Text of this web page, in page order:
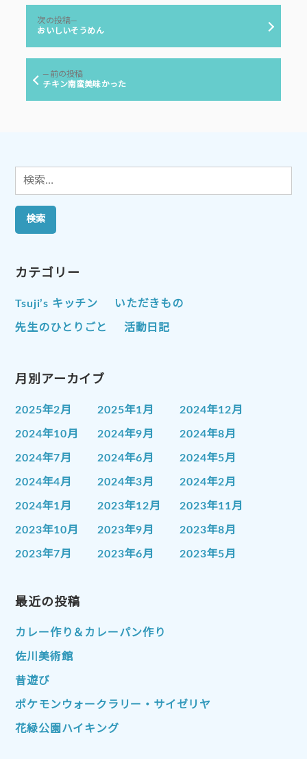
リ
ナ
ー
前の投稿前
の
チキン南蛮美味かった
次の投稿
の
おいしいそうめん
検
索:
カテゴリー
Tsuji’s キッチン いただきもの
先生のひとりごと 活動日記
月別アーカイブ
2025年2月 2025年1月 2024年12月
2024年10月 2024年9月 2024年8月
2024年7月 2024年6月 2024年5月
2024年4月 2024年3月 2024年2月
2024年1月 2023年12月 2023年11月
2023年10月 2023年9月 2023年8月
2023年7月 2023年6月 2023年5月
2023年1月
2022年10月 2022年9月
2022年7月
2022年4月
2022年1月 2021年12月 2021年11月
2021年10月 2021年9月
最近の投稿
カレー作り＆カレーパン作り
佐川美術館
昔遊び
ポケモンウォークラリー・サイゼリヤ
花緑公園ハイキング